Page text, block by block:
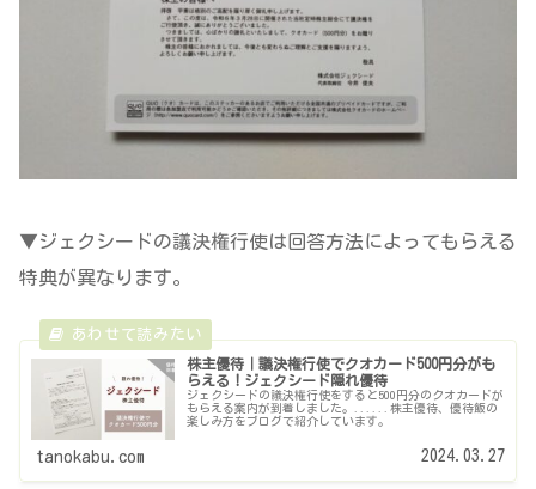
▼ジェクシードの議決権行使は回答方法によってもらえる
特典が異なります。
株主優待｜議決権行使でクオカード500円分がも
らえる！ジェクシード隠れ優待
ジェクシードの議決権行使をすると500円分のクオカードが
もらえる案内が到着しました。......株主優待、優待飯の
楽しみ方をブログで紹介しています。
tanokabu.com 2024.03.27